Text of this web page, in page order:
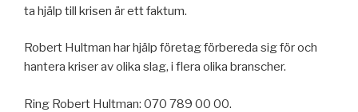
ta hjälp till krisen är ett faktum.
Robert Hultman har hjälp företag förbereda sig för och
hantera kriser av olika slag, i flera olika branscher.
Ring Robert Hultman: 070 789 00 00.